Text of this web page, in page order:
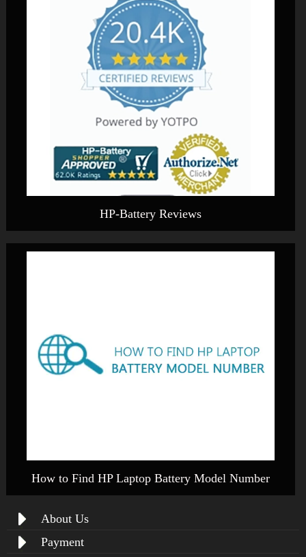
HP-Battery Reviews
How to Find HP Laptop Battery Model Number
About Us
Payment